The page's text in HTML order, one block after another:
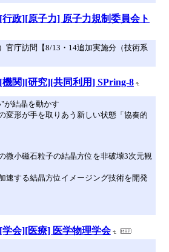
[行政][原子力] 原子力規制委員会ト
官庁訪問【8/13・14追加実施分（技術系
[機関][研究][共同利用] SPring-8
が結晶を動かす
形が手を取りあう新しい状態「協奏的
微小磁石粒子の結晶方位を非破壊3次元観
速する結晶方位イメージング技術を開発
[学会][医療] 医学物理学会